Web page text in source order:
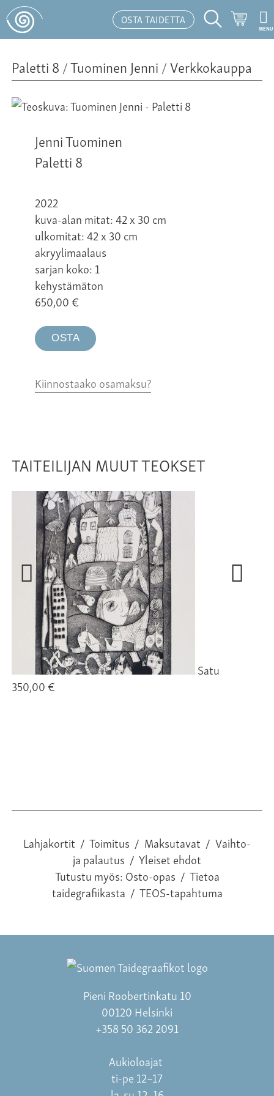
OSTA TAIDETTA
Hakutoiminto
MENU
Paletti 8/Tuominen Jenni/Verkkokauppa
Jenni Tuominen
Paletti 8
2022
kuva-alan mitat: 42 x 30 cm
ulkomitat: 42 x 30 cm
akryylimaalaus
sarjan koko: 1
kehystämäton
650,00€
OSTA
Kiinnostaako osamaksu?
TAITEILIJAN MUUT TEOKSET
Satu
350,00 €
Lahjakortit / Toimitus / Maksutavat / Vaihto-
ja palautus / Yleiset ehdot
Tutustu myös:Osto-opas / Tietoa
taidegrafiikasta / TEOS-tapahtuma
Pieni Roobertinkatu 10
00120 Helsinki
+358 50 362 2091
Aukioloajat
ti-pe 12–17